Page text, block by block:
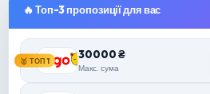
Max ARP:
від
🔥 Топ-3 пропозиції для вас
🥇 ТОП 1 30000 ₴
Макс. сума